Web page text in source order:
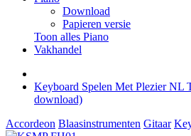
Download
Papieren versie
Toon alles Piano
Vakhandel
Keyboard Spelen Met Plezier NL
download)
Accordeon Blaasinstrumenten Gitaar